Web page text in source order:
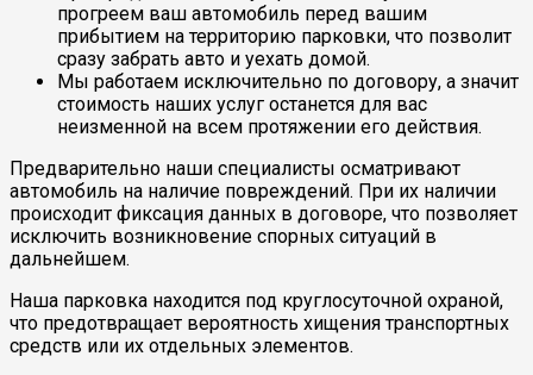
прогреем ваш автомобиль перед вашим
прибытием на территорию парковки, что позволит
сразу забрать авто и уехать домой.
Мы работаем исключительно по договору, а значит
стоимость наших услуг останется для вас
неизменной на всем протяжении его действия.
Предварительно наши специалисты осматривают
автомобиль на наличие повреждений. При их наличии
происходит фиксация данных в договоре, что позволяет
исключить возникновение спорных ситуаций в
дальнейшем.
Наша парковка находится под круглосуточной охраной,
что предотвращает вероятность хищения транспортных
средств или их отдельных элементов.